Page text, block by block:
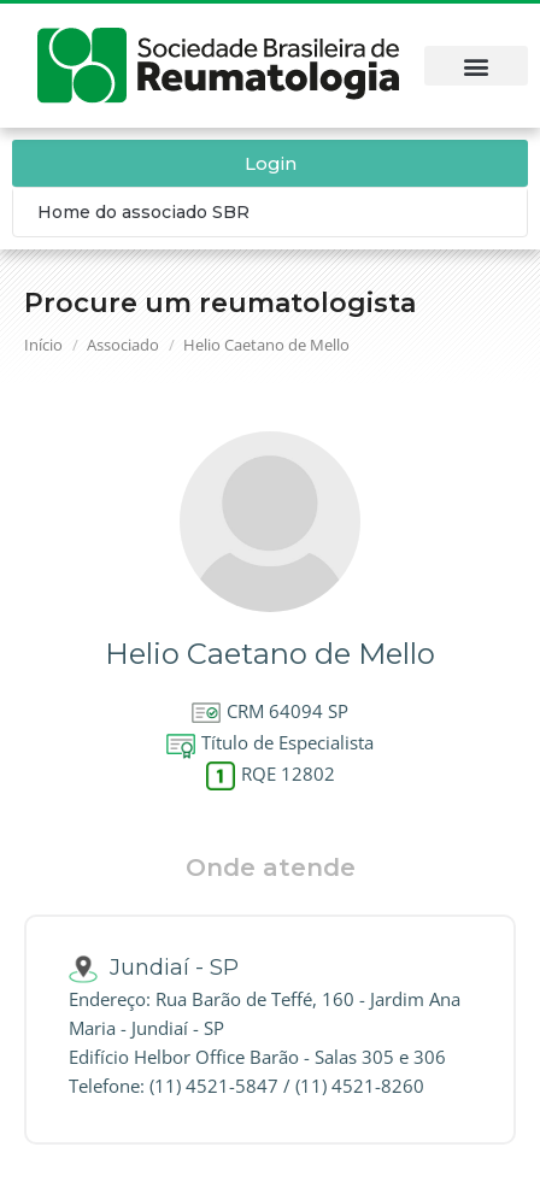
Procure um reumatologista
Você está aqui:
Início Associado Helio Caetano de Mello
Login
Home do associado SBR
Helio Caetano de Mello
CRM 64094 SP
Título de Especialista
RQE 12802
Onde atende
Jundiaí - SP
Endereço: Rua Barão de Teffé, 160 - Jardim Ana
Maria - Jundiaí - SP
Edifício Helbor Office Barão - Salas 305 e 306
Telefone: (11) 4521-5847 / (11) 4521-8260